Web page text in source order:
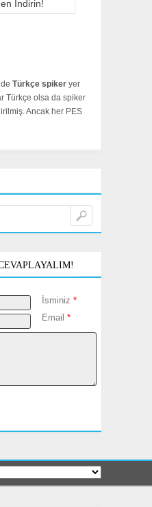
Türkçe spiker yer
Türkçe olsa da spiker
Ancak her PES
İsminiz *
Email *